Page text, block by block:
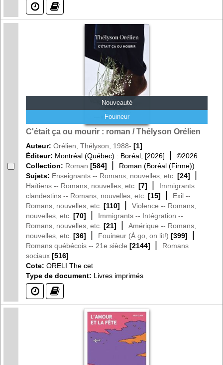
(?) (?)
Nouveauté
Fouineur
C'était ça ou mourir : roman / Thélyson Orélien
Auteur: Orélien, Thélyson, 1988- [1]
Éditeur: Montréal (Québec) : Boréal, [2026] |
©2026
Collection: Roman [584] |
Roman (Boréal (Firme))
Sujets: Enseignants -- Romans, nouvelles, etc. [24] |
Haïtiens -- Romans, nouvelles, etc. [7] |
Immigrants
clandestins -- Romans, nouvelles, etc. [15] |
Exil --
Romans, nouvelles, etc. [110] |
Violence -- Romans,
nouvelles, etc. [70] |
Immigrants -- Intégration --
Romans, nouvelles, etc. [21] |
Amérique -- Romans,
nouvelles, etc. [36] | Fouineur (À go, on lit!) [399] |
Romans québécois -- 21e siècle [2144] |
Romans
sociaux [516]
Cote: ORELI The cet
Type de document: Livres imprimés
(?) (?)